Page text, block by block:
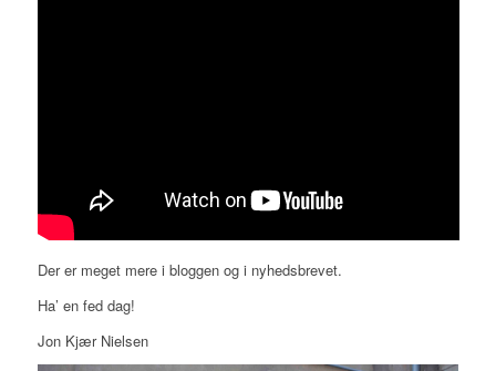
Der er meget mere i bloggen og i nyhedsbrevet.
Ha’ en fed dag!
Jon Kjær Nielsen